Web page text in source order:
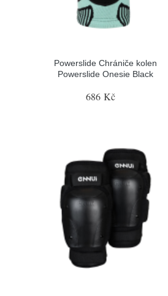
Powerslide Chrániče kolen
Powerslide Onesie Black
686 Kč